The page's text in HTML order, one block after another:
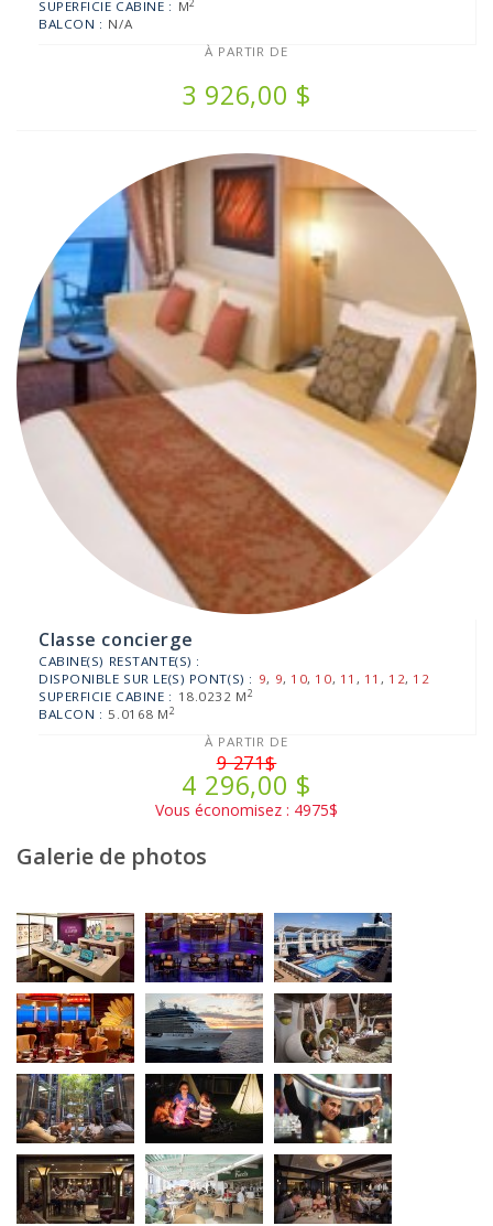
SUPERFICIE CABINE : M2
BALCON : N/A
À PARTIR DE
3 926,00 $
Classe concierge
CABINE(S) RESTANTE(S) :
DISPONIBLE SUR LE(S) PONT(S) : 9, 9, 10, 10, 11 , 11, 12, 12
SUPERFICIE CABINE : 18.0232 M2
BALCON : 5.0168 M2
À PARTIR DE
9 271$
4 296,00 $
Vous économisez : 4975$
Galerie de photos